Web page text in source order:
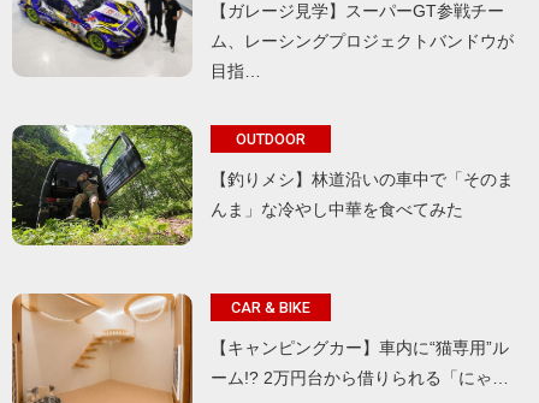
【ガレージ見学】スーパーGT参戦チー
ム、レーシングプロジェクトバンドウが
目指…
OUTDOOR
【釣りメシ】林道沿いの車中で「そのま
んま」な冷やし中華を食べてみた
CAR & BIKE
【キャンピングカー】車内に“猫専用”ル
ーム!? 2万円台から借りられる「にゃ…